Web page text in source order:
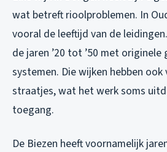
wat betreft rioolproblemen. In
vooral de leeftijd van de
de jaren ’20 tot ’50 met
systemen. Die wijken hebben ook
straatjes, wat het werk soms
toegang.
De Biezen heeft voornamelijk